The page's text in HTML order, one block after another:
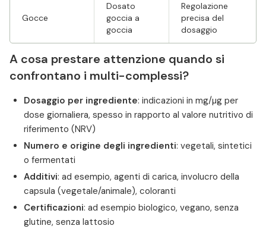
Gocce
Dosato
goccia a
goccia
Regolazione
precisa del
dosaggio
A cosa prestare attenzione quando si
confrontano i multi-complessi?
Dosaggio per ingrediente: indicazioni in mg/µg per
dose giornaliera, spesso in rapporto al valore nutritivo di
riferimento (NRV)
Numero e origine degli ingredienti: vegetali, sintetici
o fermentati
Additivi: ad esempio, agenti di carica, involucro della
capsula (vegetale/animale), coloranti
Certificazioni: ad esempio biologico, vegano, senza
glutine, senza lattosio